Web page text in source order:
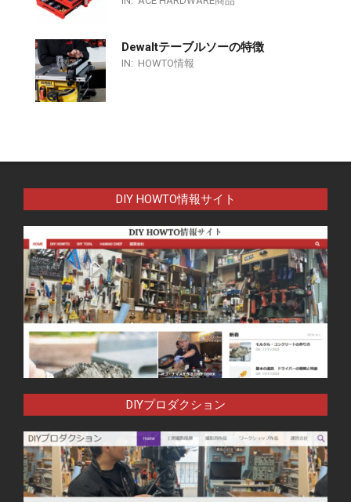
Dewaltテーブルソーの特徴
IN: HOWTO情報
DIY HOWTO情報サイト
DIYプロダクション